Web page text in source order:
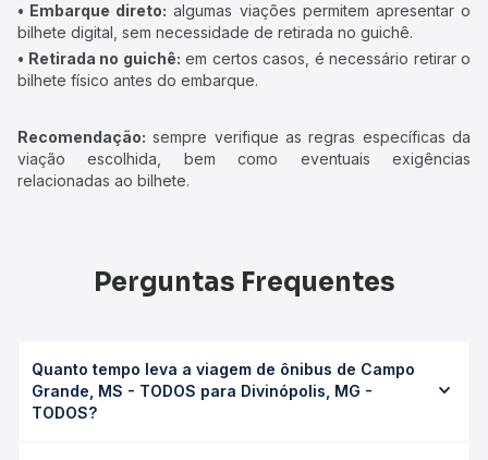
• Embarque direto: algumas viações permitem apresentar o
bilhete digital, sem necessidade de retirada no guichê.
• Retirada no guichê: em certos casos, é necessário retirar o
bilhete físico antes do embarque.
Recomendação: sempre verifique as regras específicas da
viação escolhida, bem como eventuais exigências
relacionadas ao bilhete.
Perguntas Frequentes
Quanto tempo leva a viagem de ônibus de Campo
Grande, MS - TODOS para Divinópolis, MG -
TODOS?